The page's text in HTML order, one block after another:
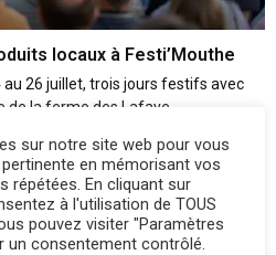
locaux à Festi’Mouthe
au 26 juillet, trois jours festifs avec
la ferme des Lafaye....
sur notre site web pour vous
en mémorisant vos
répétées. En cliquant sur
à l'utilisation de TOUS
pouvez visiter "Paramètres
consentement contrôlé.